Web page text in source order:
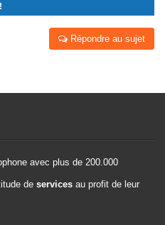
Répondre au sujet
avec plus de 200.000
de services au profit de leur